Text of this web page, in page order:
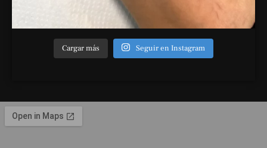
Cargar más Seguir en Instagram